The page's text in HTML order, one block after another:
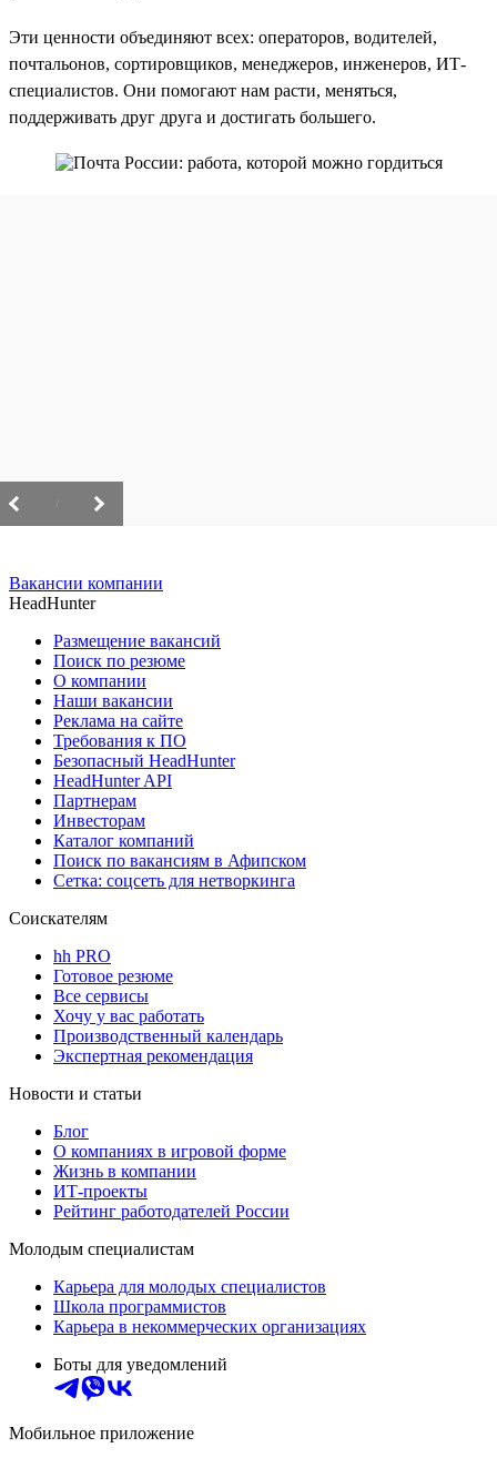
Эти ценности объединяют всех: операторов, водителей,
почтальонов, сортировщиков, менеджеров, инженеров, ИТ-
специалистов. Они помогают нам расти, меняться,
поддерживать друг друга и достигать большего.
Вакансии компании
HeadHunter
Размещение вакансий
Поиск по резюме
О компании
Наши вакансии
Реклама на сайте
Требования к ПО
Безопасный HeadHunter
HeadHunter API
Партнерам
Инвесторам
Каталог компаний
Поиск по вакансиям в Афипском
Сетка: соцсеть для нетворкинга
Соискателям
hh PRO
Готовое резюме
Все сервисы
Хочу у вас работать
Производственный календарь
Экспертная рекомендация
Новости и статьи
Блог
О компаниях в игровой форме
Жизнь в компании
ИТ-проекты
Рейтинг работодателей России
Молодым специалистам
Карьера для молодых специалистов
Школа программистов
Карьера в некоммерческих организациях
Боты для уведомлений
Мобильное приложение